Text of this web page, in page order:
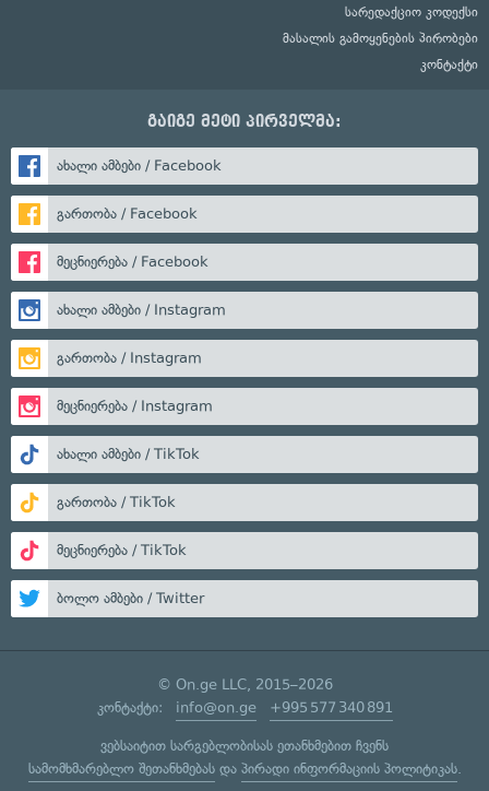
სარედაქციო კოდექსი
მასალის გამოყენების პირობები
კონტაქტი
გაიგე მეტი პირველმა:
ახალი ამბები / Facebook
გართობა / Facebook
მეცნიერება / Facebook
ახალი ამბები / Instagram
გართობა / Instagram
მეცნიერება / Instagram
ახალი ამბები / TikTok
გართობა / TikTok
მეცნიერება / TikTok
ბოლო ამბები / Twitter
© On.ge LLC, 2015–2026
კონტაქტი: info@on.ge +995 577 340 891
ვებსაიტით სარგებლობისას ეთანხმებით ჩვენს
სამომხმარებლო შეთანხმებასდა პირადი ინფორმაციის პოლიტიკას.